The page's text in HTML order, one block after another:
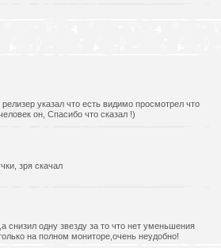
указал что есть видимо просмотрел что
он, Спасибо что сказал !)
зря скачал
снизил одну звезду за то что нет уменьшения
на полном мониторе,очень неудобно!